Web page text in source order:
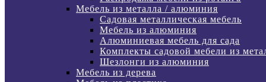
Мебель из металла / алюминия
Садовая металлическая мебель
Мебель из алюминия
Алюминиевая мебель для сада
Комплекты садовой мебели из
Шезлонги из алюминия
Мебель из дерева